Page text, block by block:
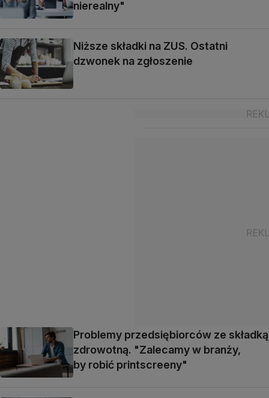
nierealny"
Niższe składki na ZUS. Ostatni
dzwonek na zgłoszenie
Problemy przedsiębiorców ze składką
zdrowotną. "Zalecamy w branży,
by robić printscreeny"